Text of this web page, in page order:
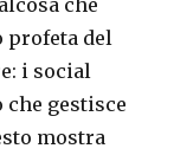
profeta del
i social
gestisce
mostra